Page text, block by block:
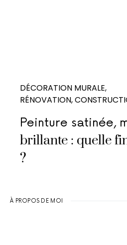
DÉCORATION MURALE
RÉNOVATION,
Peinture satinée,
brillante : quelle
?
À PROPOS DE MOI